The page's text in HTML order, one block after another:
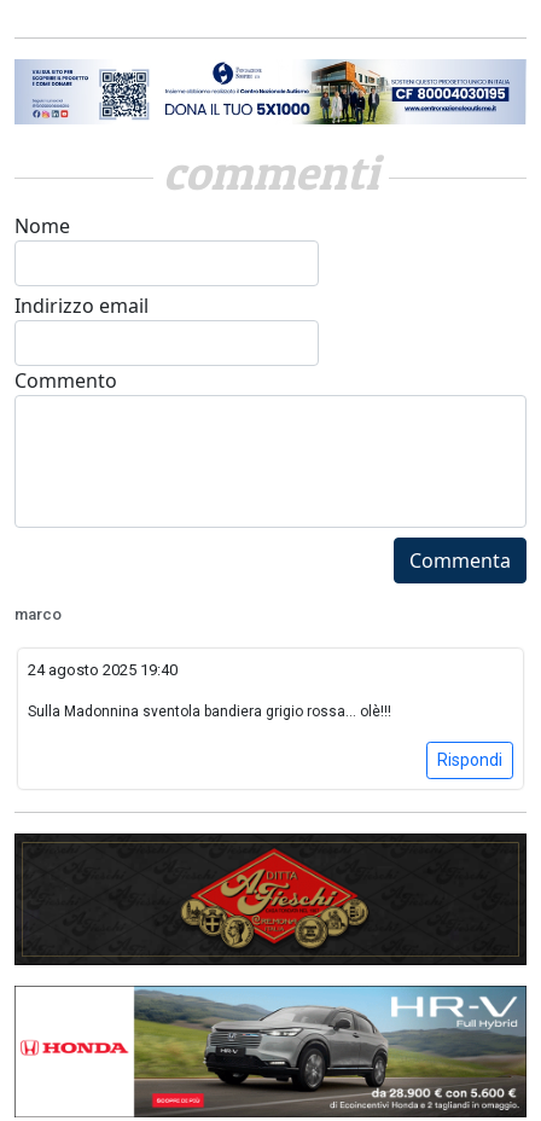
commenti
Nome
Indirizzo email
Commento
Commenta
marco
24 agosto 2025 19:40
Sulla Madonnina sventola bandiera grigio rossa... olè!!!
Rispondi